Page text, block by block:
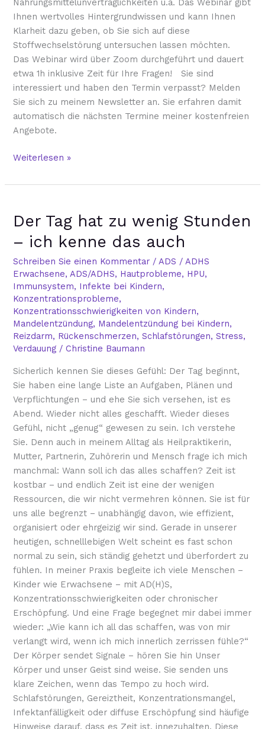
Nahrungsmittelunverträglichkeiten u.a. Das Webinar gibt
Ihnen wertvolles Hintergrundwissen und kann Ihnen
Klarheit dazu geben, ob Sie sich auf diese
Stoffwechselstörung untersuchen lassen möchten.
Das Webinar wird über Zoom durchgeführt und dauert
etwa 1h inklusive Zeit für Ihre Fragen! Sie sind
interessiert und haben den Termin verpasst? Melden
Sie sich zu meinem Newsletter an. Sie erfahren damit
automatisch die nächsten Termine meiner kostenfreien
Angebote.
Weiterlesen »
Der Tag hat zu wenig Stunden
– ich kenne das auch
Schreiben Sie einen Kommentar /ADS / ADHS
Erwachsene,ADS/ADHS, Hautprobleme, HPU,
Immunsystem, Infekte bei Kindern,
Konzentrationsprobleme,
Konzentrationsschwierigkeiten von Kindern,
Mandelentzündung, Mandelentzündung bei Kindern,
Reizdarm, Rückenschmerzen,Schlafstörungen,Stress,
Verdauung /Christine Baumann
Sicherlich kennen Sie dieses Gefühl: Der Tag beginnt,
Sie haben eine lange Liste an Aufgaben, Plänen und
Verpflichtungen – und ehe Sie sich versehen, ist es
Abend. Wieder nicht alles geschafft. Wieder dieses
Gefühl, nicht „genug“ gewesen zu sein. Ich verstehe
Sie. Denn auch in meinem Alltag als Heilpraktikerin,
Mutter, Partnerin, Zuhörerin und Mensch frage ich mich
manchmal: Wann soll ich das alles schaffen? Zeit ist
kostbar – und endlich Zeit ist eine der wenigen
Ressourcen, die wir nicht vermehren können. Sie ist für
uns alle begrenzt – unabhängig davon, wie effizient,
organisiert oder ehrgeizig wir sind. Gerade in unserer
heutigen, schnelllebigen Welt scheint es fast schon
normal zu sein, sich ständig gehetzt und überfordert zu
fühlen. In meiner Praxis begleite ich viele Menschen –
Kinder wie Erwachsene – mit AD(H)S,
Konzentrationsschwierigkeiten oder chronischer
Erschöpfung. Und eine Frage begegnet mir dabei immer
wieder: „Wie kann ich all das schaffen, was von mir
verlangt wird, wenn ich mich innerlich zerrissen fühle?“
Der Körper sendet Signale – hören Sie hin Unser
Körper und unser Geist sind weise. Sie senden uns
klare Zeichen, wenn das Tempo zu hoch wird.
Schlafstörungen, Gereiztheit, Konzentrationsmangel,
Infektanfälligkeit oder diffuse Erschöpfung sind häufige
Hinweise darauf, dass es Zeit ist, innezuhalten. Diese
Tag
zu
wenig
Stunden
–
ich
kenne
das
auch